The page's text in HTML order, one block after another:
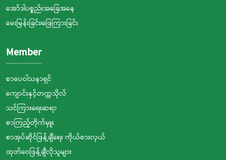
အော်ဒါပစ္စည်းအခြေအနေ
မေးမြန်းခြင်း၊ဖြေကြားခြင်း
Member
စာပေဝါသနာရှင်
ကျောင်းနှင့်တက္ကသိုလ်
သင်ကြားရေးဆရာ
စာကြည့်တိုက်မှူး
စာအုပ်ဆိုင်ဖြန့်ချီရေး ကိုယ်စားလှယ်
ထုတ်ဝေဖြန့်ချီလိုသူများ